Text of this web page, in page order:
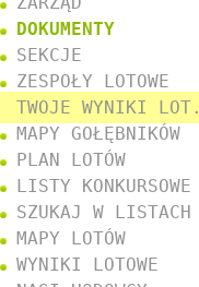
DOKUMENTY
SEKCJE
ZESPOŁY LOTOWE
TWOJE WYNIKI LOT.
MAPY GOŁĘBNIKÓW
PLAN LOTÓW
LISTY KONKURSOWE
SZUKAJ W LISTACH
MAPY LOTÓW
WYNIKI LOTOWE